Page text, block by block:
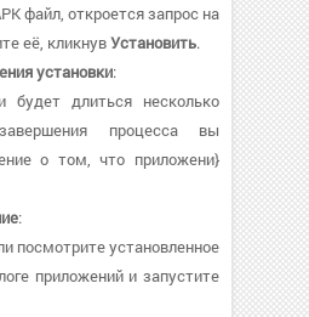
файл, откроется запрос на
её, кликнувУстановить.
установки:
будет длиться несколько
процесса вы
о том, что приложени}
:
посмотрите установленное
приложений и запустите